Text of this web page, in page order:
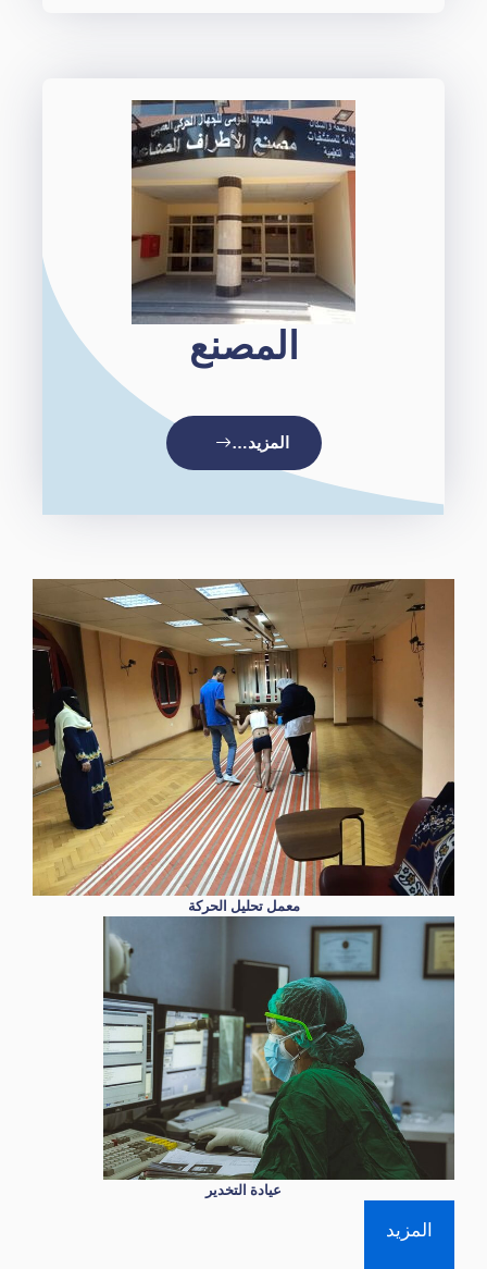
المصنع
المزيد…
معمل تحليل الحركة
عيادة التخدير
المزيد